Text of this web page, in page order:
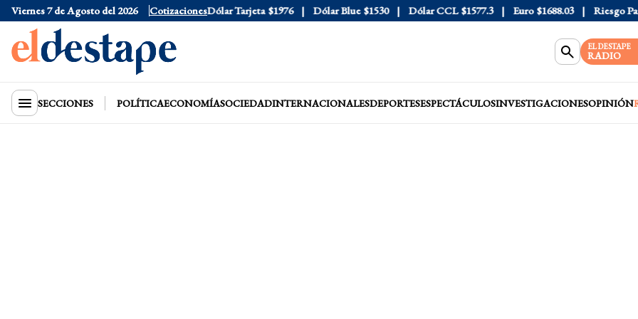
Viernes 7 de Agosto del 2026 Cotizaciones
Dólar Oficial $1520 Dólar Tarjeta $1976 Dólar Blue $1530 Dólar CCL $1577.3 Euro $1688.03 Riesgo País
EL DESTAPE
RADIO
SECCIONES POLÍTICAECONOMÍASOCIEDADINTERNACIONALESDEPORTESESPECTÁCULOSINVESTIGACIONESOPINIÓN